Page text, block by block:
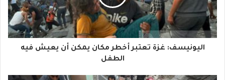
د
ك
ا
إ
اليونيسف: غزة تعتبر أخطر مكان يمكن أن يعيش فيه
الطفل